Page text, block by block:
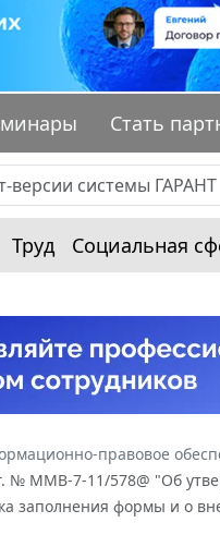
Стать
Труд Социальная
правовое
№ ММВ-7-11/578@ "Об
заполнения формы и о